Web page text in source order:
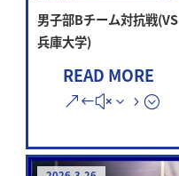
男子部Bチーム対抗戦(VS
兵庫大学)
READ MORE